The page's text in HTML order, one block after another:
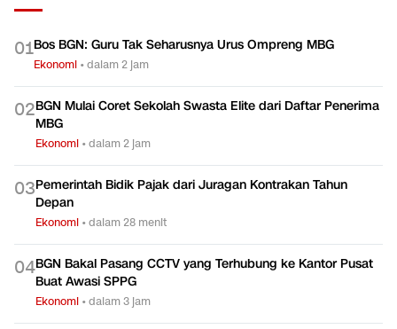
01Bos BGN: Guru Tak Seharusnya Urus Ompreng MBG
Ekonomi •dalam 2 jam
02BGN Mulai Coret Sekolah Swasta Elite dari Daftar Penerima
MBG
Ekonomi •dalam 2 jam
03Pemerintah Bidik Pajak dari Juragan Kontrakan Tahun
Depan
Ekonomi •dalam 28 menit
04BGN Bakal Pasang CCTV yang Terhubung ke Kantor Pusat
Buat Awasi SPPG
Ekonomi •dalam 3 jam